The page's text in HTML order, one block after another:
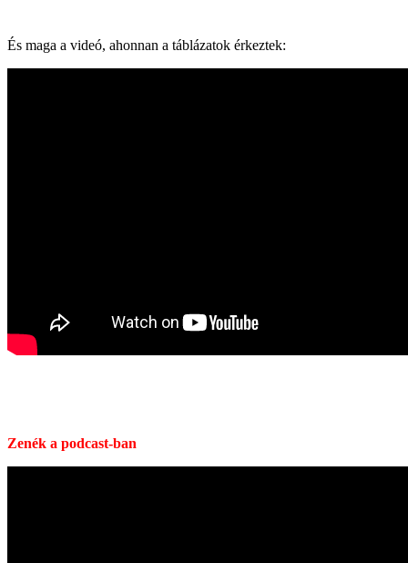
És maga a videó, ahonnan a táblázatok érkeztek:
Zenék a podcast-ban